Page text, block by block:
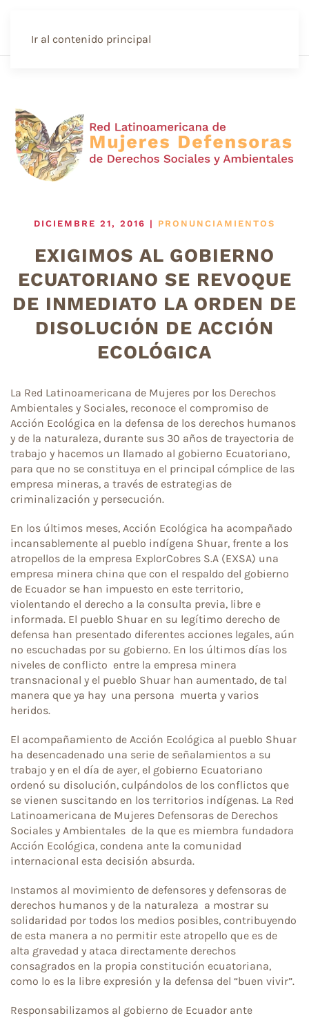
Ir al contenido principal
DICIEMBRE 21, 2016 | PRONUNCIAMIENTOS
EXIGIMOS AL GOBIERNO
ECUATORIANO SE REVOQUE
DE INMEDIATO LA ORDEN DE
DISOLUCIÓN DE ACCIÓN
ECOLÓGICA
La Red Latinoamericana de Mujeres por los Derechos
Ambientales y Sociales, reconoce el compromiso de
Acción Ecológica en la defensa de los derechos humanos
y de la naturaleza, durante sus 30 años de trayectoria de
trabajo y hacemos un llamado al gobierno Ecuatoriano,
para que no se constituya en el principal cómplice de las
empresa mineras, a través de estrategias de
criminalización y persecución.
En los últimos meses, Acción Ecológica ha acompañado
incansablemente al pueblo indígena Shuar, frente a los
atropellos de la empresa ExplorCobres S.A (EXSA) una
empresa minera china que con el respaldo del gobierno
de Ecuador se han impuesto en este territorio,
violentando el derecho a la consulta previa, libre e
informada. El pueblo Shuar en su legítimo derecho de
defensa han presentado diferentes acciones legales, aún
no escuchadas por su gobierno. En los últimos días los
niveles de conflicto entre la empresa minera
transnacional y el pueblo Shuar han aumentado, de tal
manera que ya hay una persona muerta y varios
heridos.
El acompañamiento de Acción Ecológica al pueblo Shuar
ha desencadenado una serie de señalamientos a su
trabajo y en el día de ayer, el gobierno Ecuatoriano
ordenó su disolución, culpándolos de los conflictos que
se vienen suscitando en los territorios indígenas. La Red
Latinoamericana de Mujeres Defensoras de Derechos
Sociales y Ambientales de la que es miembra fundadora
Acción Ecológica, condena ante la comunidad
internacional esta decisión absurda.
Instamos al movimiento de defensores y defensoras de
derechos humanos y de la naturaleza a mostrar su
solidaridad por todos los medios posibles, contribuyendo
de esta manera a no permitir este atropello que es de
alta gravedad y ataca directamente derechos
consagrados en la propia constitución ecuatoriana,
como lo es la libre expresión y la defensa del “buen vivir”.
Responsabilizamos al gobierno de Ecuador ante